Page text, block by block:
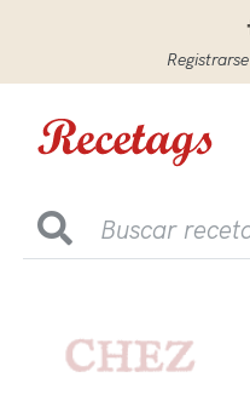
Registrarse